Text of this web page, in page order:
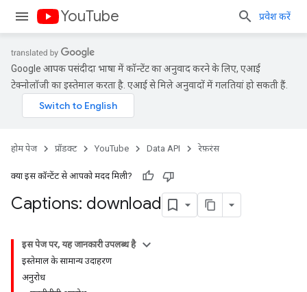
YouTube प्रवेश करें
Google आपकी पसंदीदा भाषा में कॉन्टेंट का अनुवाद करने के लिए, एआई
टेक्नोलॉजी का इस्तेमाल करता है. एआई से मिले अनुवादों में गलतियां हो सकती हैं.
होम पेज प्रॉडक्ट YouTube Data API रेफ़रंस
क्या इस कॉन्टेंट से आपको मदद मिली?
Captions: download
इस पेज पर, यह जानकारी उपलब्ध है
इस्तेमाल के सामान्य उदाहरण
अनुरोध